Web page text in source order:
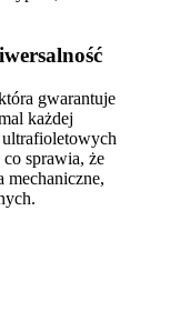
gwarantuje
każdej
sprawia, że
mechaniczne,